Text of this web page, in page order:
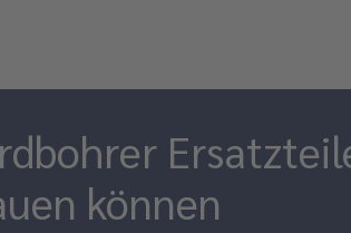
können